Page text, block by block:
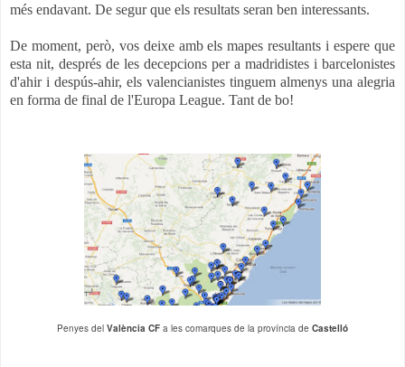
més endavant. De segur que els resultats seran ben interessants.
De moment, però, vos deixe amb els mapes resultants i espere que
esta nit, després de les decepcions per a madridistes i barcelonistes
d'ahir i despús-ahir, els valencianistes tinguem almenys una alegria
en forma de final de l'Europa League. Tant de bo!
Penyes del València CF a les comarques de la província de Castelló